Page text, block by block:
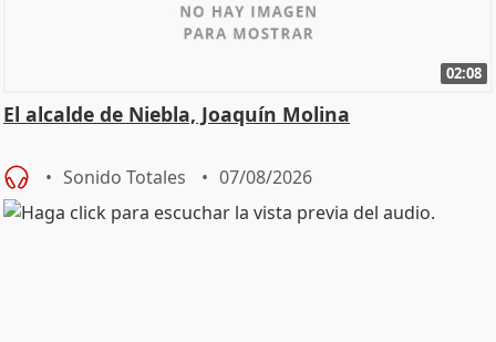
02:08
El alcalde de Niebla, Joaquín Molina
Sonido Totales 07/08/2026